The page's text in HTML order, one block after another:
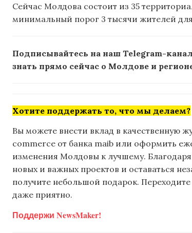
Сейчас Молдова состоит из 35
минимальный порог 3 тысячи жителей
Подписывайтесь на наш Telegram-канал
знать прямо сейчас о Молдове и
Хотите поддержать то, что мы делаем?
Вы можете внести вклад в качественную
commerce от банка maib или оформить
изменения Молдовы к лучшему.
новых и важных проектов и оставаться
получите небольшой подарок.
даже приятно.
Поддержи NewsMaker!